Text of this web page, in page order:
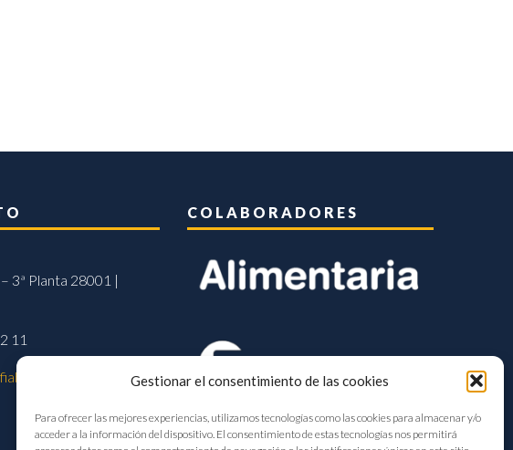
Gestionar el consentimiento de las cookies
Para ofrecer las mejores experiencias, utilizamos tecnologías como las cookies para almacenar y/o
acceder a la información del dispositivo. El consentimiento de estas tecnologías nos permitirá
3ª Planta 28001 |
11
COLABORADORES